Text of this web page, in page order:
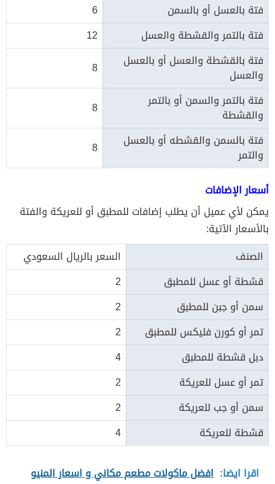
فتة بالعسل أو بالسمن
6
فتة بالتمر والقشطة والعسل
12
فتة بالقشطة والعسل أو بالعسل
والعسل
8
فتة بالتمر والسمن أو بالتمر
والقشطة
8
فتة بالسمن والقشطه أو بالعسل
والتمر 8
أسعار الإضافات
يمكن لأي عميل أن يطلب إضافات للمطبق أو للعريكة والفتة
بالأسعار الآتية:
الصنف
السعر بالريال السعودي
قشطة أو عسل للمطبق
2
سمن أو جبن للمطبق
2
تمر أو كورن فليكس للمطبق
2
دبل قشطة للمطبق
4
تمر أو عسل للعريكة
2
سمن أو جب للعريكة
2
قشطة للعريكة
4
اقرا ايضا: افضل ماكولات مطعم مكاني و اسعار المنيو